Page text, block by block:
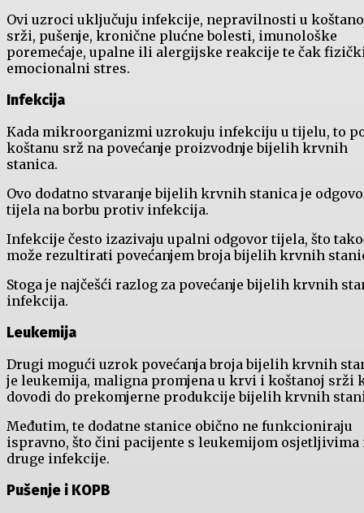
Ovi uzroci uključuju infekcije, nepravilnosti u
srži, pušenje, kronične plućne bolesti, imunološke
poremećaje, upalne ili alergijske reakcije te čak
emocionalni stres.
Infekcija
Kada mikroorganizmi uzrokuju infekciju u tijelu, to
koštanu srž na povećanje proizvodnje bijelih krvnih
stanica.
Ovo dodatno stvaranje bijelih krvnih stanica je
tijela na borbu protiv infekcija.
Infekcije često izazivaju upalni odgovor tijela, što
može rezultirati povećanjem broja bijelih krvnih
Stoga je najčešći razlog za povećanje bijelih krvnih
infekcija.
Leukemija
Drugi mogući uzrok povećanja broja bijelih krvnih
je leukemija, maligna promjena u krvi i koštanoj srži
dovodi do prekomjerne produkcije bijelih krvnih
Međutim, te dodatne stanice obično ne funkcioniraju
ispravno, što čini pacijente s leukemijom osjetljivima
druge infekcije.
Pušenje i KOPB